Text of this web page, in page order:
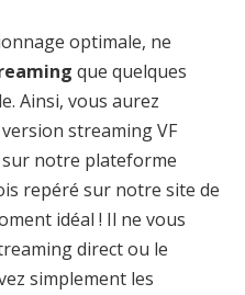
optimale, ne
que quelques
Ainsi, vous aurez
version streaming VF
notre plateforme
repéré sur notre site de
idéal ! Il ne vous
direct ou le
simplement les